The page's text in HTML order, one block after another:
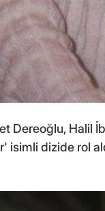
Dereoğlu, Halil
isimli dizide rol